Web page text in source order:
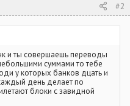
#2
и ты совершаешь переводы
суммами то тебе
у которых банков дцать и
день делает по
блоки с завидной